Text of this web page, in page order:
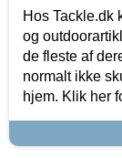
Hos Tackle.dk
og
de fleste af
normalt ikke
hjem. Klik her